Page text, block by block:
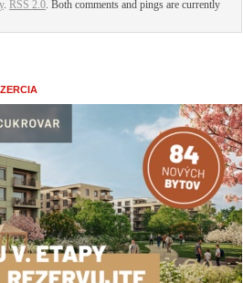
. RSS 2.0. Both comments and pings are currently